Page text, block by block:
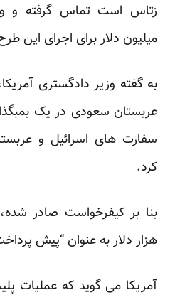
زتاس است تماس گرفته و
میلیون دلار برای اجرای این
به گفته وزیر دادگستری
عربستان سعودی در یک
سفارت های اسرائیل و
کرد.
هزار دلار به عنوان “پیش
آمریکا می گوید که عملیات